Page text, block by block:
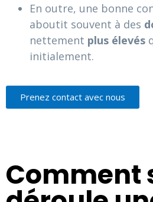
En outre, une bonne
aboutit souvent à des
nettement plus élevés
initialement.
Prenez contact avec nous
Comment